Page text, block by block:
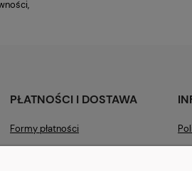
PŁATNOŚCI I DOSTAWA
Formy płatności
Czas i koszty dostawy